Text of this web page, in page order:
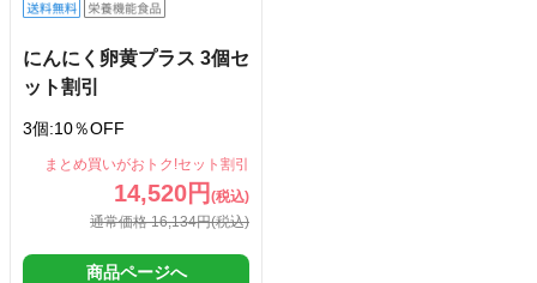
にんにく卵黄プラス 3個セ
ット割引
3個:10％OFF
まとめ買いがおトク!セット割引
14,520円 (税込)
通常価格 16,134円(税込)
商品ページへ